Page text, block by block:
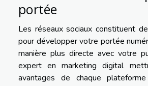
portée
Les réseaux sociaux constituent
pour développer votre portée
manière plus directe avec votre
expert en marketing digital
avantages de chaque